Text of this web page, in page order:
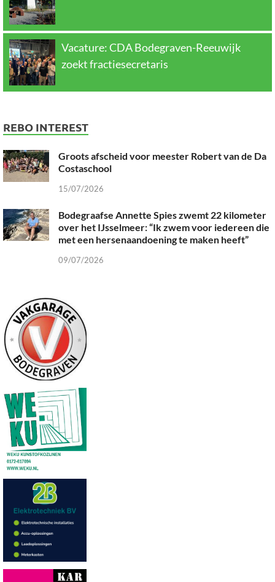
Vacature: CDA Bodegraven-Reeuwijk
zoekt fractiesecretaris
REBO INTEREST
Groots afscheid voor meester Robert van de Da
Costaschool
15/07/2026
Bodegraafse Annette Spies zwemt 22 kilometer
over het IJsselmeer: “Ik zwem voor iedereen die
met een hersenaandoening te maken heeft”
09/07/2026